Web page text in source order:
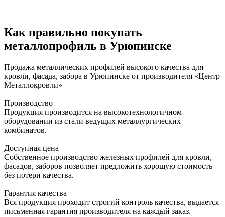
Как правильно покупать
металлопрофиль в Урюпинске
Продажа металлических профилей высокого качества для
кровли, фасада, забора в Урюпинске от производителя «Центр
Металлокровли»
Производство
Продукция производится на высокотехнологичном
оборудовании из стали ведущих металлургических
комбинатов.
Доступная цена
Собственное производство железных профилей для кровли,
фасадов, заборов позволяет предложить хорошую стоимость
без потери качества.
Гарантия качества
Вся продукция проходит строгий контроль качества, выдается
письменная гарантия производителя на каждый заказ.